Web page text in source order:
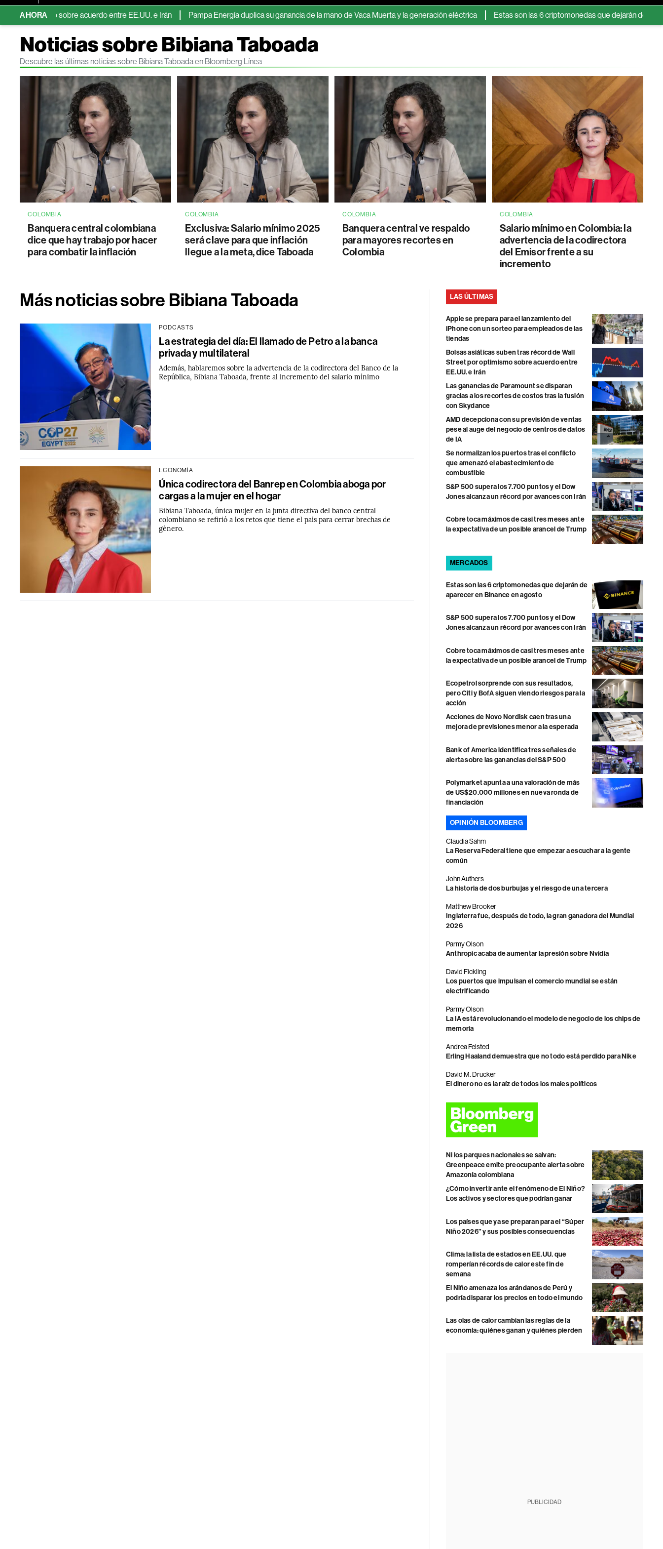
AHORA
sobre acuerdo entre EE.UU. e Irán Pampa Energía duplica su ganancia de la mano de Vaca Muerta y la generación eléctrica Estas son las 6 criptomonedas que dejarán de aparecer en
Noticias sobre Bibiana Taboada
Descubre las últimas noticias sobre Bibiana Taboada en Bloomberg Línea
COLOMBIA
Banquera central colombiana
dice que hay trabajo por hacer
para combatir la inflación
COLOMBIA
Exclusiva: Salario mínimo 2025
será clave para que inflación
llegue a la meta, dice Taboada
COLOMBIA
Banquera central ve respaldo
para mayores recortes en
Colombia
COLOMBIA
Salario mínimo en Colombia: la
advertencia de la codirectora
del Emisor frente a su
incremento
Más noticias sobre Bibiana Taboada
PODCASTS
La estrategia del día: El llamado de Petro a la banca
privada y multilateral
Además, hablaremos sobre la advertencia de la codirectora del Banco de la
República, Bibiana Taboada, frente al incremento del salario mínimo
ECONOMÍA
Única codirectora del Banrep en Colombia aboga por
cargas a la mujer en el hogar
Bibiana Taboada, única mujer en la junta directiva del banco central
colombiano se refirió a los retos que tiene el país para cerrar brechas de
género.
LAS ÚLTIMAS
Apple se prepara para el lanzamiento del
iPhone con un sorteo para empleados de las
tiendas
Bolsas asiáticas suben tras récord de Wall
Street por optimismo sobre acuerdo entre
EE.UU. e Irán
Las ganancias de Paramount se disparan
gracias a los recortes de costos tras la fusión
con Skydance
AMD decepciona con su previsión de ventas
pese al auge del negocio de centros de datos
de IA
Se normalizan los puertos tras el conflicto
que amenazó el abastecimiento de
combustible
S&P 500 supera los 7.700 puntos y el Dow
Jones alcanza un récord por avances con Irán
Cobre toca máximos de casi tres meses ante
la expectativa de un posible arancel de Trump
MERCADOS
Estas son las 6 criptomonedas que dejarán de
aparecer en Binance en agosto
S&P 500 supera los 7.700 puntos y el Dow
Jones alcanza un récord por avances con Irán
Cobre toca máximos de casi tres meses ante
la expectativa de un posible arancel de Trump
Ecopetrol sorprende con sus resultados,
pero Citi y BofA siguen viendo riesgos para la
acción
Acciones de Novo Nordisk caen tras una
mejora de previsiones menor a la esperada
Bank of America identifica tres señales de
alerta sobre las ganancias del S&P 500
Polymarket apunta a una valoración de más
de US$20.000 millones en nueva ronda de
financiación
OPINIÓN BLOOMBERG
Claudia Sahm
La Reserva Federal tiene que empezar a escuchar a la gente
común
John Authers
La historia de dos burbujas y el riesgo de una tercera
Matthew Brooker
Inglaterra fue, después de todo, la gran ganadora del Mundial
2026
Parmy Olson
Anthropic acaba de aumentar la presión sobre Nvidia
David Fickling
Los puertos que impulsan el comercio mundial se están
electrificando
Parmy Olson
La IA está revolucionando el modelo de negocio de los chips de
memoria
Andrea Felsted
Erling Haaland demuestra que no todo está perdido para Nike
David M. Drucker
El dinero no es la raíz de todos los males políticos
Ni los parques nacionales se salvan:
Greenpeace emite preocupante alerta sobre
Amazonía colombiana
¿Cómo invertir ante el fenómeno de El Niño?
Los activos y sectores que podrían ganar
Los países que ya se preparan para el “Súper
Niño 2026” y sus posibles consecuencias
Clima: la lista de estados en EE.UU. que
romperían récords de calor este fin de
semana
El Niño amenaza los arándanos de Perú y
podría disparar los precios en todo el mundo
Las olas de calor cambian las reglas de la
economía: quiénes ganan y quiénes pierden
PUBLICIDAD